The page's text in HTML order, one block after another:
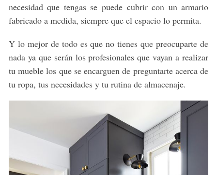
necesidad que tengas se puede cubrir con un armario
fabricado a medida, siempre que el espacio lo permita.
Y lo mejor de todo es que no tienes que preocuparte de
nada ya que serán los profesionales que vayan a realizar
tu mueble los que se encarguen de preguntarte acerca de
tu ropa, tus necesidades y tu rutina de almacenaje.